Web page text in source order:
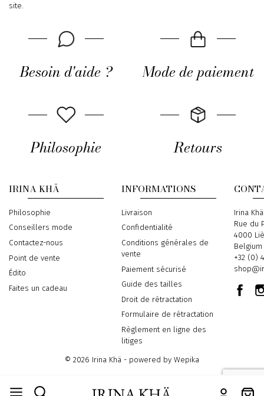
site.
Besoin d'aide ? Mode de paiement
Philosophie Retours
IRINA KHÄ
Philosophie
Conseillers mode
Contactez-nous
Point de vente
Édito
Faites un cadeau
INFORMATIONS
Livraison
Confidentialité
Conditions générales de
vente
Paiement sécurisé
Guide des tailles
Droit de rétractation
Formulaire de rétractation
Règlement en ligne des
litiges
Address
Irina Khä
Rue du
4000
Belgium
Phone
+32 (0)
Email
© 2026 Irina Khä - powered by Wepika